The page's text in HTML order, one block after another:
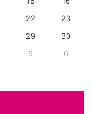
22
23
29
30
5 6